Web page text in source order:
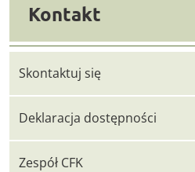
Kontakt
Skontaktuj się
Deklaracja dostępności
Zespół CFK